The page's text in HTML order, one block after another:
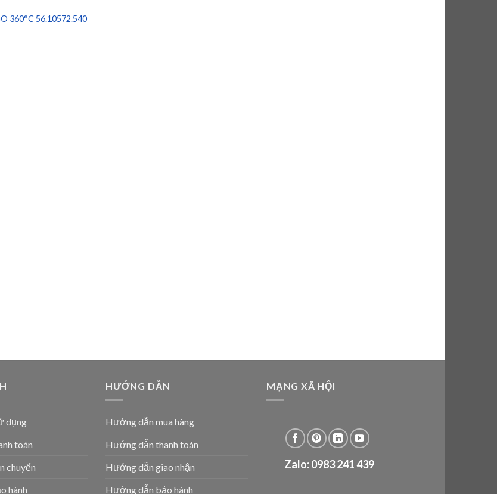
360°C 56.10572.540
dụng
toán
chuyển
hành
HƯỚNG DẪN
Hướng dẫn mua hàng
Hướng dẫn thanh toán
Hướng dẫn giao nhận
Hướng dẫn bảo hành
MẠNG XÃ HỘI
Zalo: 0983 241 439